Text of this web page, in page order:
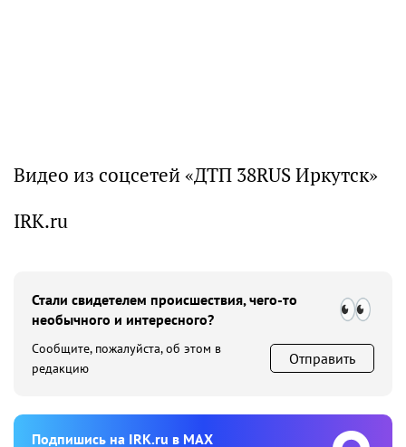
Видео из соцсетей «ДТП 38RUS Иркутск»
IRK.ru
Стали свидетелем происшествия, чего-то
необычного и интересного?
Сообщите, пожалуйста, об этом в
редакцию
Отправить
Подпишиcь на IRK.ru в MAX